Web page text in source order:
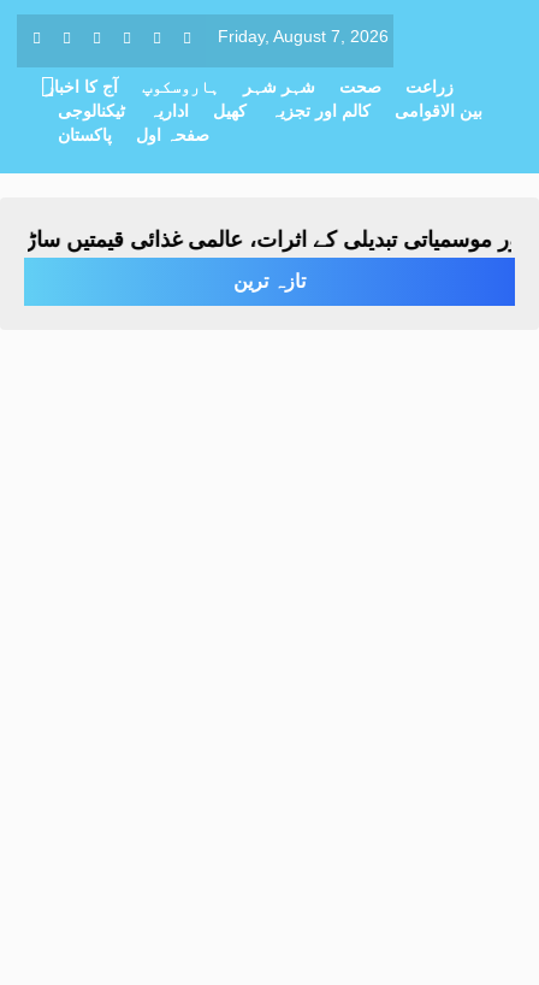
Friday, August 7, 2026
آج کا اخبار ہاروسکوپ شہر شہر صحت
زراعت
ٹیکنالوجی
اداریہ کھیل کالم اور تجزیہ
بین الاقوامی
پاکستان
صفحہ اول
موسمیاتی تبدیلی کے اثرات، عالمی غذائی قیمتیں ساڑھے
تازہ ترین